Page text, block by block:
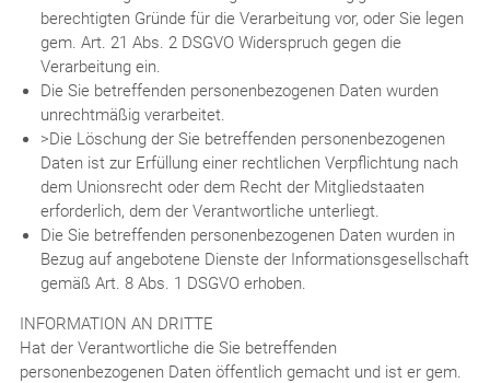
berechtigten Gründe für die Verarbeitung vor, oder Sie legen
gem. Art. 21 Abs. 2 DSGVO Widerspruch gegen die
Verarbeitung ein.
Die Sie betreffenden personenbezogenen Daten wurden
unrechtmäßig verarbeitet.
>Die Löschung der Sie betreffenden personenbezogenen
Daten ist zur Erfüllung einer rechtlichen Verpflichtung nach
dem Unionsrecht oder dem Recht der Mitgliedstaaten
erforderlich, dem der Verantwortliche unterliegt.
Die Sie betreffenden personenbezogenen Daten wurden in
Bezug auf angebotene Dienste der Informationsgesellschaft
gemäß Art. 8 Abs. 1 DSGVO erhoben.
INFORMATION AN DRITTE
Hat der Verantwortliche die Sie betreffenden
personenbezogenen Daten öffentlich gemacht und ist er gem.